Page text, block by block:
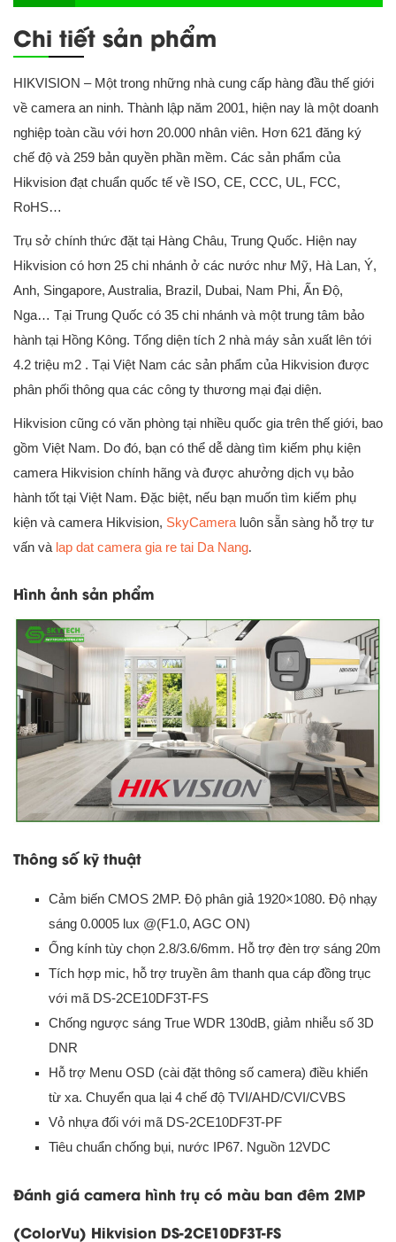
Chi tiết sản phẩm
HIKVISION – Một trong những nhà cung cấp hàng đầu thế giới
về camera an ninh. Thành lập năm 2001, hiện nay là một doanh
nghiệp toàn cầu với hơn 20.000 nhân viên. Hơn 621 đăng ký
chế độ và 259 bản quyền phần mềm. Các sản phẩm của
Hikvision đạt chuẩn quốc tế về ISO, CE, CCC, UL, FCC,
RoHS…
Trụ sở chính thức đặt tại Hàng Châu, Trung Quốc. Hiện nay
Hikvision có hơn 25 chi nhánh ở các nước như Mỹ, Hà Lan, Ý,
Anh, Singapore, Australia, Brazil, Dubai, Nam Phi, Ấn Độ,
Nga… Tại Trung Quốc có 35 chi nhánh và một trung tâm bảo
hành tại Hồng Kông. Tổng diện tích 2 nhà máy sản xuất lên tới
4.2 triệu m2 . Tại Việt Nam các sản phẩm của Hikvision được
phân phối thông qua các công ty thương mại đại diện.
Hikvision cũng có văn phòng tại nhiều quốc gia trên thế giới, bao
gồm Việt Nam. Do đó, bạn có thể dễ dàng tìm kiếm phụ kiện
camera Hikvision chính hãng và được ahưởng dịch vụ bảo
hành tốt tại Việt Nam. Đặc biệt, nếu bạn muốn tìm kiếm phụ
kiện và camera Hikvision, SkyCamera luôn sẵn sàng hỗ trợ tư
vấn và lap dat camera gia re tai Da Nang.
Hình ảnh sản phẩm
Thông số kỹ thuật
Cảm biến CMOS 2MP. Độ phân giả 1920×1080. Độ nhạy
sáng 0.0005 lux @(F1.0, AGC ON)
Ống kính tùy chọn 2.8/3.6/6mm. Hỗ trợ đèn trợ sáng 20m
Tích hợp mic, hỗ trợ truyền âm thanh qua cáp đồng trục
với mã DS-2CE10DF3T-FS
Chống ngược sáng True WDR 130dB, giảm nhiễu số 3D
DNR
Hỗ trợ Menu OSD (cài đặt thông số camera) điều khiển
từ xa. Chuyển qua lại 4 chế độ TVI/AHD/CVI/CVBS
Vỏ nhựa đối với mã DS-2CE10DF3T-PF
Tiêu chuẩn chống bụi, nước IP67. Nguồn 12VDC
Đánh giá camera hình trụ có màu ban đêm 2MP
(ColorVu) Hikvision DS-2CE10DF3T-FS